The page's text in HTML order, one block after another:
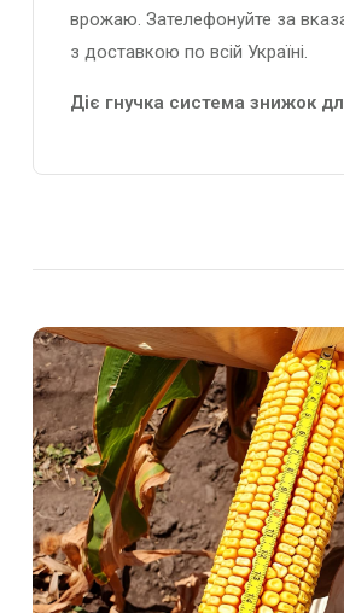
врожаю. Зателефонуйте за
з доставкою по всій Україні.
Діє гнучка система знижок